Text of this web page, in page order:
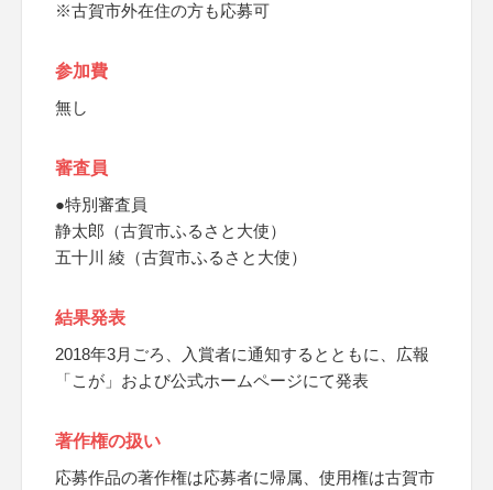
※古賀市外在住の方も応募可
参加費
無し
審査員
●特別審査員
静太郎（古賀市ふるさと大使）
五十川 綾（古賀市ふるさと大使）
結果発表
2018年3月ごろ、入賞者に通知するとともに、広報
「こが」および公式ホームページにて発表
著作権の扱い
応募作品の著作権は応募者に帰属、使用権は古賀市